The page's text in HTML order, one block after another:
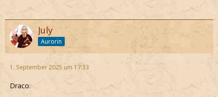
July
Aurorin
1. September 2025 um 17:33
Draco.